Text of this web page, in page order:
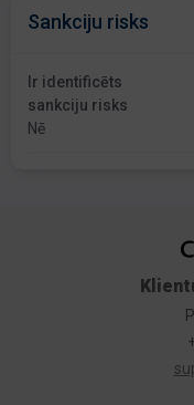
Sankciju risks
Ir identificēts
sankciju risks
Nē